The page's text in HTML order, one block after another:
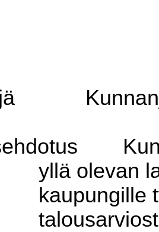
yllä olevan
kaupungille